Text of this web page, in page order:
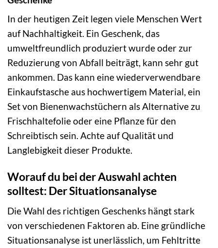
In der heutigen Zeit legen viele Menschen Wert
auf Nachhaltigkeit. Ein Geschenk, das
umweltfreundlich produziert wurde oder zur
Reduzierung von Abfall beiträgt, kann sehr gut
ankommen. Das kann eine wiederverwendbare
Einkaufstasche aus hochwertigem Material, ein
Set von Bienenwachstüchern als Alternative zu
Frischhaltefolie oder eine Pflanze für den
Schreibtisch sein. Achte auf Qualität und
Langlebigkeit dieser Produkte.
Worauf du bei der Auswahl achten
solltest: Der Situationsanalyse
Die Wahl des richtigen Geschenks hängt stark
von verschiedenen Faktoren ab. Eine gründliche
Situationsanalyse ist unerlässlich, um Fehltritte